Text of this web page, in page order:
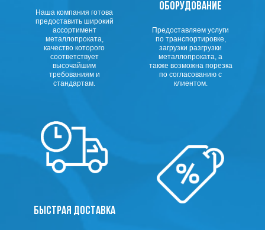
Наша компания готова
предоставить широкий
ассортимент
металлопроката,
качество которого
соответствует
высочайшим
требованиям и
стандартам.
ОБОРУДОВАНИЕ
Предоставляем услуги
по транспортировке,
загрузки разгрузки
металлопроката, а
также возможна порезка
по согласованию с
клиентом.
БЫСТРАЯ ДОСТАВКА